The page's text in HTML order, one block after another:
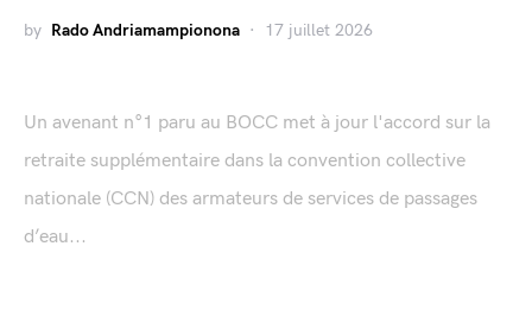
by Rado Andriamampionona 17 juillet 2026
Un avenant n°1 paru au BOCC met à jour l'accord sur la
retraite supplémentaire dans la convention collective
nationale (CCN) des armateurs de services de passages
d’eau...